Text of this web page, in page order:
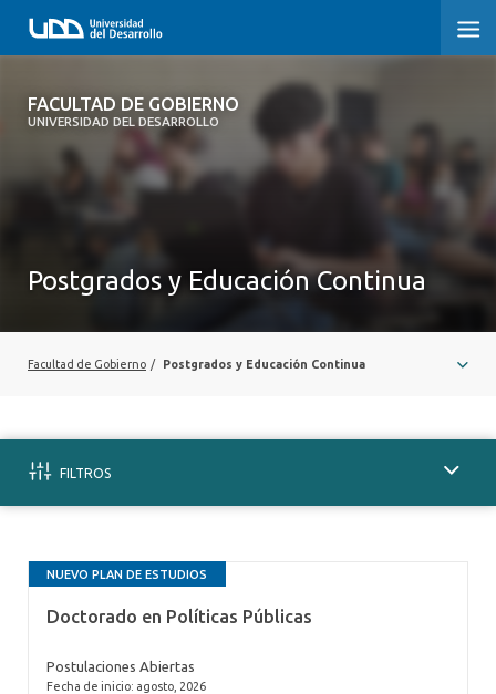
FACULTAD DE GOBIERNO
UNIVERSIDAD DEL DESARROLLO
FACULTAD DE GOBIERNO
Postgrados y Educación Continua
Facultad de Gobierno / Postgrados y Educación Continua
FILTROS
Doctorado en Políticas Públicas
Postulaciones Abiertas
Fecha de inicio: agosto, 2026
NUEVO PLAN DE ESTUDIOS